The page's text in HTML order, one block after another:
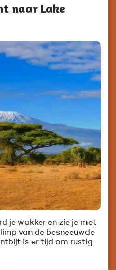
naar Lake
je wakker en zie je met
van de besneeuwde
is er tijd om rustig